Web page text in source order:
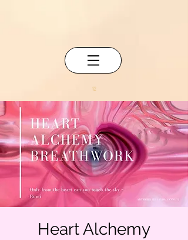
Heart Alchemy